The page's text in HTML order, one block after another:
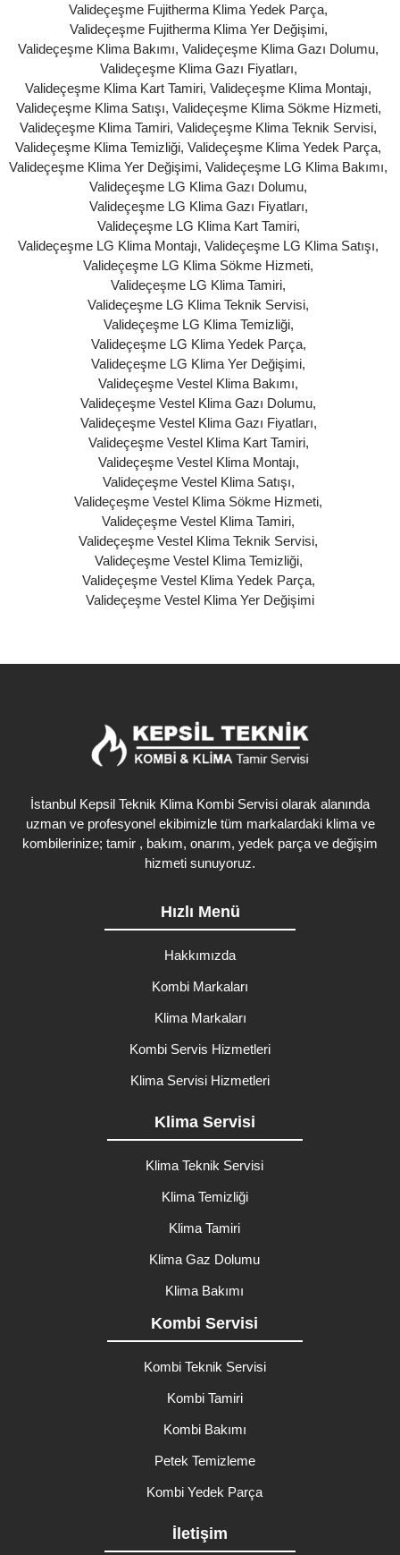
Valideçeşme Fujitherma Klima Yedek Parça,
Valideçeşme Fujitherma Klima Yer Değişimi,
Valideçeşme Klima Bakımı, Valideçeşme Klima Gazı Dolumu,
Valideçeşme Klima Gazı Fiyatları,
Valideçeşme Klima Kart Tamiri, Valideçeşme Klima Montajı,
Valideçeşme Klima Satışı, Valideçeşme Klima Sökme Hizmeti,
Valideçeşme Klima Tamiri, Valideçeşme Klima Teknik Servisi,
Valideçeşme Klima Temizliği, Valideçeşme Klima Yedek Parça,
Valideçeşme Klima Yer Değişimi, Valideçeşme LG Klima Bakımı,
Valideçeşme LG Klima Gazı Dolumu,
Valideçeşme LG Klima Gazı Fiyatları,
Valideçeşme LG Klima Kart Tamiri,
Valideçeşme LG Klima Montajı, Valideçeşme LG Klima Satışı,
Valideçeşme LG Klima Sökme Hizmeti,
Valideçeşme LG Klima Tamiri,
Valideçeşme LG Klima Teknik Servisi,
Valideçeşme LG Klima Temizliği,
Valideçeşme LG Klima Yedek Parça,
Valideçeşme LG Klima Yer Değişimi,
Valideçeşme Vestel Klima Bakımı,
Valideçeşme Vestel Klima Gazı Dolumu,
Valideçeşme Vestel Klima Gazı Fiyatları,
Valideçeşme Vestel Klima Kart Tamiri,
Valideçeşme Vestel Klima Montajı,
Valideçeşme Vestel Klima Satışı,
Valideçeşme Vestel Klima Sökme Hizmeti,
Valideçeşme Vestel Klima Tamiri,
Valideçeşme Vestel Klima Teknik Servisi,
Valideçeşme Vestel Klima Temizliği,
Valideçeşme Vestel Klima Yedek Parça,
Valideçeşme Vestel Klima Yer Değişimi
İstanbul Kepsil Teknik Klima Kombi Servisi olarak alanında
uzman ve profesyonel ekibimizle tüm markalardaki klima ve
kombilerinize; tamir , bakım, onarım, yedek parça ve değişim
hizmeti sunuyoruz.
Hızlı Menü
Hakkımızda
Kombi Markaları
Klima Markaları
Kombi Servis Hizmetleri
Klima Servisi Hizmetleri
Klima Servisi
Klima Teknik Servisi
Klima Temizliği
Klima Tamiri
Klima Gaz Dolumu
Klima Bakımı
Kombi Servisi
Kombi Teknik Servisi
Kombi Tamiri
Kombi Bakımı
Petek Temizleme
Kombi Yedek Parça
İletişim